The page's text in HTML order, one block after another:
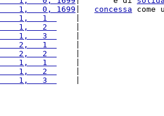
1,   0, 1699
concessa come
1,   1
1,   2
1,   3
2,   1
2,   2
1,   1
1,   2
1,   3